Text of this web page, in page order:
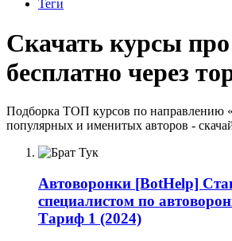
Теги
Скачать курсы
бесплатно через
Подборка ТОП курсов по направлению
популярных и именитых авторов -
Автоворонки [BotHelp]
специалистом по
Тариф 1 (2024)